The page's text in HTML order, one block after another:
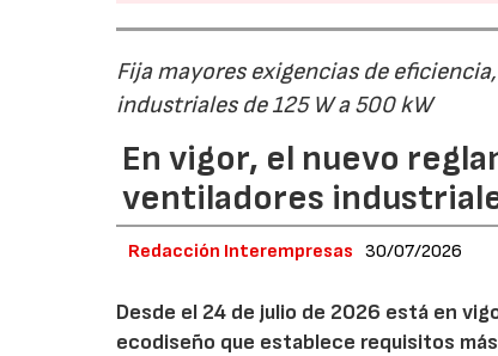
Fija mayores exigencias de
industriales de 125 W a 500 kW
En vigor, el nuevo
ventiladores
Redacción Interempresas 30/07/2026
Desde el 24 de julio de 2026 está en
ecodiseño que establece requisitos